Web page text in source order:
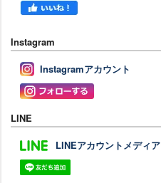
Instagram
Instagramアカウント
LINE
LINEアカウントメディア